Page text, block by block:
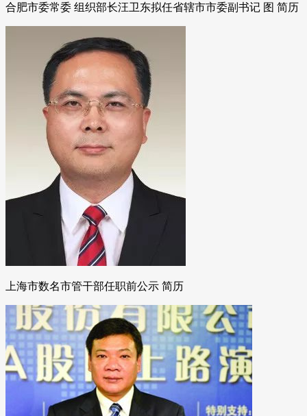
合肥市委常委 组织部长汪卫东拟任省辖市市委副书记 图 简历
上海市数名市管干部任职前公示 简历